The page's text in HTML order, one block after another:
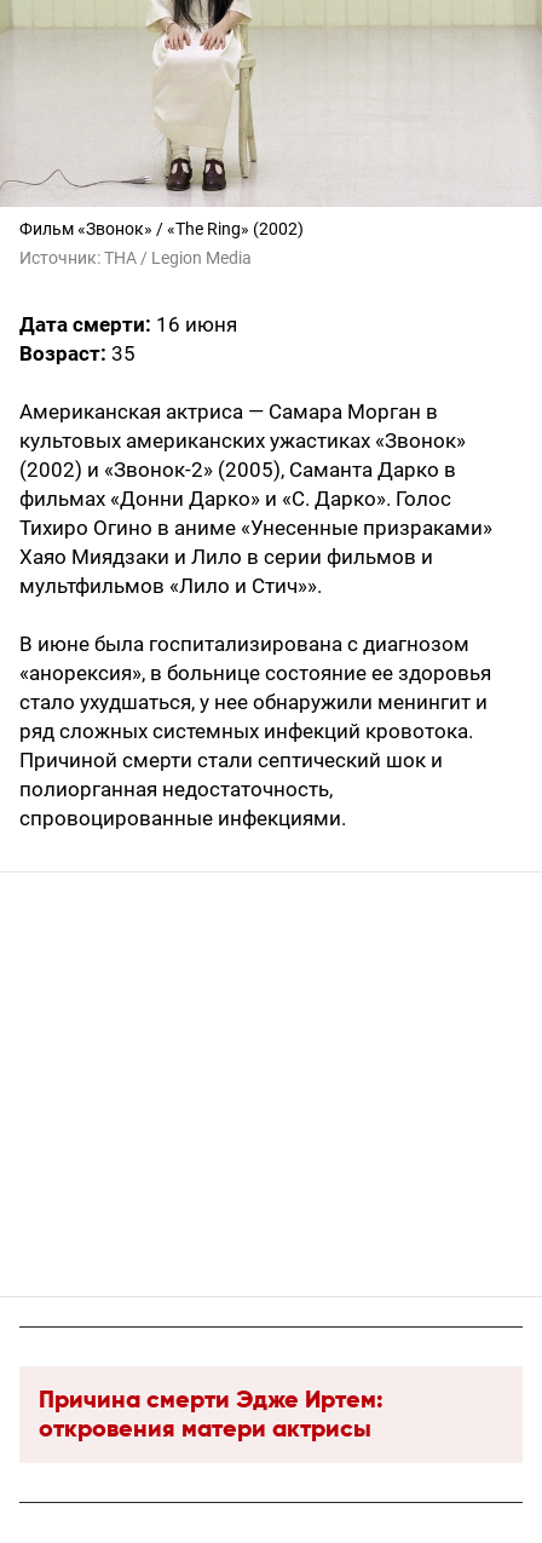
Фильм «Звонок» / «The Ring» (2002)
Источник:THA / Legion Media
Дата смерти: 16 июня
Возраст: 35
Американская актриса — Самара Морган в
культовых американских ужастиках «Звонок»
(2002) и «Звонок-2» (2005), Саманта Дарко в
фильмах «Донни Дарко» и «С. Дарко». Голос
Тихиро Огино в аниме «Унесенные призраками»
Хаяо Миядзаки и Лило в серии фильмов и
мультфильмов «Лило и Стич»».
В июне была госпитализирована с диагнозом
«анорексия», в больнице состояние ее здоровья
стало ухудшаться, у нее обнаружили менингит и
ряд сложных системных инфекций кровотока.
Причиной смерти стали септический шок и
полиорганная недостаточность,
спровоцированные инфекциями.
Причина смерти Эдже Иртем:
откровения матери актрисы